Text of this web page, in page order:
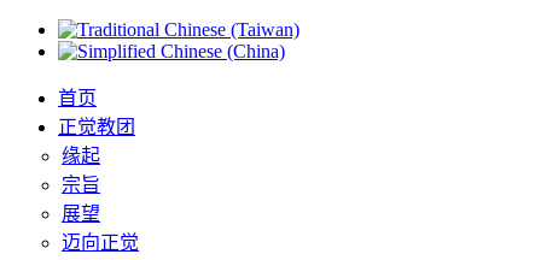
首页
正觉教团
缘起
宗旨
展望
迈向正觉